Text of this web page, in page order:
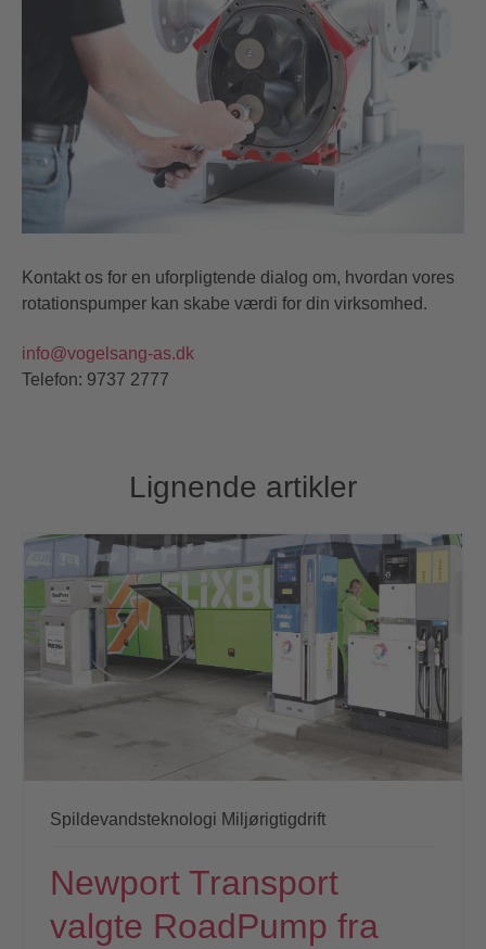
Kontakt os for en uforpligtende dialog om, hvordan vores
rotationspumper kan skabe værdi for din virksomhed.
info@vogelsang-as.dk
Telefon: 9737 2777
Lignende artikler
Spildevandsteknologi Miljørigtigdrift
Newport Transport
valgte RoadPump fra